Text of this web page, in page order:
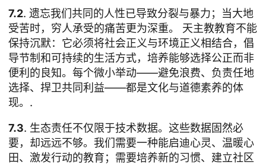
7.2. 遗忘我们共同的人性已导致分裂与暴力；当大地
受苦时，穷人承受的痛苦更为深重。 天主教教育不能
保持沉默：它必须将社会正义与环境正义相结合，倡
导节制和可持续的生活方式，培养能够选择公正而非
便利的良知。每个微小举动——避免浪费、负责任地
选择、捍卫共同利益——都是文化与道德素养的体
现。.
7.3. 生态责任不仅限于技术数据。这些数据固然必
要，却远远不够。我们需要一种能启迪心灵、温暖心
田、激发行动的教育；需要培养新的习惯、建立社区